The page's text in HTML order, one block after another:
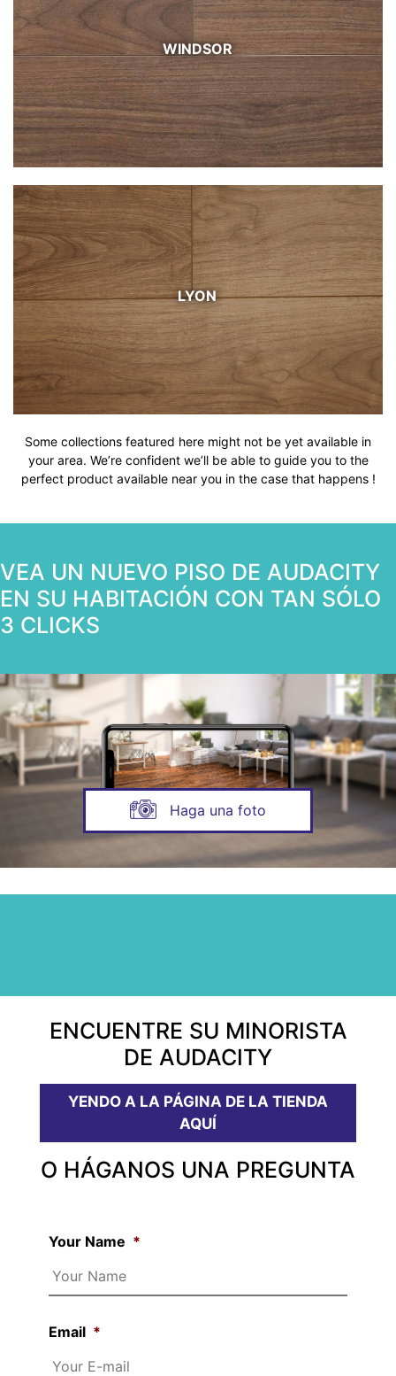
WINDSOR
LYON
Some collections featured here might not be yet available in
your area. We’re confident we’ll be able to guide you to the
perfect product available near you in the case that happens !
VEA UN NUEVO PISO DE AUDACITY
EN SU HABITACIÓN CON TAN SÓLO
3 CLICKS
Haga una foto
ENCUENTRE SU MINORISTA
DE AUDACITY
YENDO A LA PÁGINA DE LA TIENDA
AQUÍ
O HÁGANOS UNA PREGUNTA
Your Name *
Email *